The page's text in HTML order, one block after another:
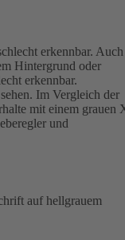
erkennbar. Auch
Hintergrund oder
erkennbar.
Im Vergleich der
mit einem grauen
und
auf hellgrauem